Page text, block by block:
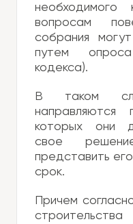
вопросам
собрания
путем
кодекса).
В таком
направляются
которых они
свое
представить
срок.
Причем